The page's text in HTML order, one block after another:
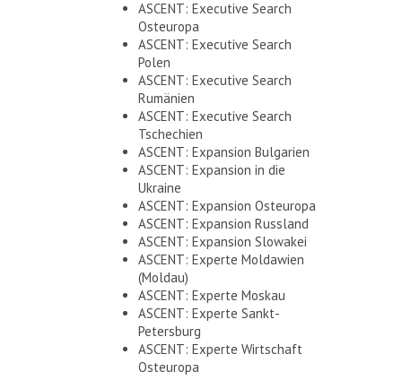
ASCENT: Executive Search
Osteuropa
ASCENT: Executive Search
Polen
ASCENT: Executive Search
Rumänien
ASCENT: Executive Search
Tschechien
ASCENT: Expansion Bulgarien
ASCENT: Expansion in die
Ukraine
ASCENT: Expansion Osteuropa
ASCENT: Expansion Russland
ASCENT: Expansion Slowakei
ASCENT: Experte Moldawien
(Moldau)
ASCENT: Experte Moskau
ASCENT: Experte Sankt-
Petersburg
ASCENT: Experte Wirtschaft
Osteuropa